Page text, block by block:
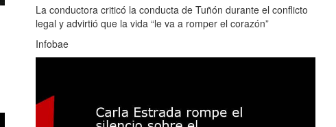
La conductora criticó la conducta de Tuñón durante el conflicto
legal y advirtió que la vida “le va a romper el corazón”
Infobae